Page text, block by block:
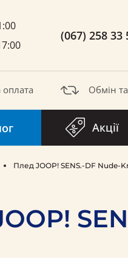
(067) 258 33
оплата Обмін
Акції
Плед JOOP! SENS.-DF Nude-